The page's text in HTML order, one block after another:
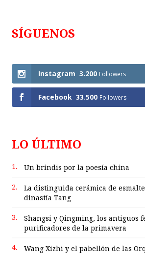
SÍGUENOS
Instagram 3.200 Followers
Facebook 33.500 Followers
LO ÚLTIMO
1. Un brindis por la poesía china
2.
La distinguida cerámica de
dinastía Tang
3.
Shangsi y Qingming, los antiguos
purificadores de la primavera
4. Wang Xizhi y el pabellón de las